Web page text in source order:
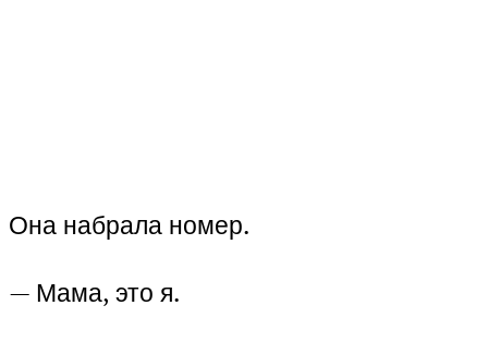
Она набрала номер.
— Мама, это я.